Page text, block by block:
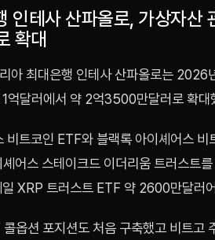
인테사 산파올로, 가상자산
확대
아 최대은행 인테사 산파올로는 2026
억달러에서 약 2억3500만달러로 확대
비트코인 ETF와 블랙록 아이셰어스
어스 스테이크드 이더리움 트러스트
XRP 트러스트 ETF 약 2600만달러
옵션 포지션도 처음 구축했고 비트고